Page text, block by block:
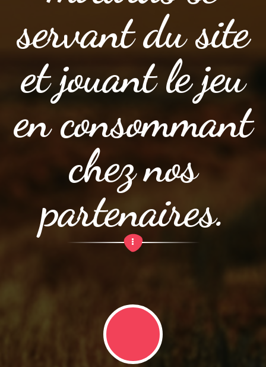
servant du site
et jouant le jeu
en consommant
chez nos
partenaires.